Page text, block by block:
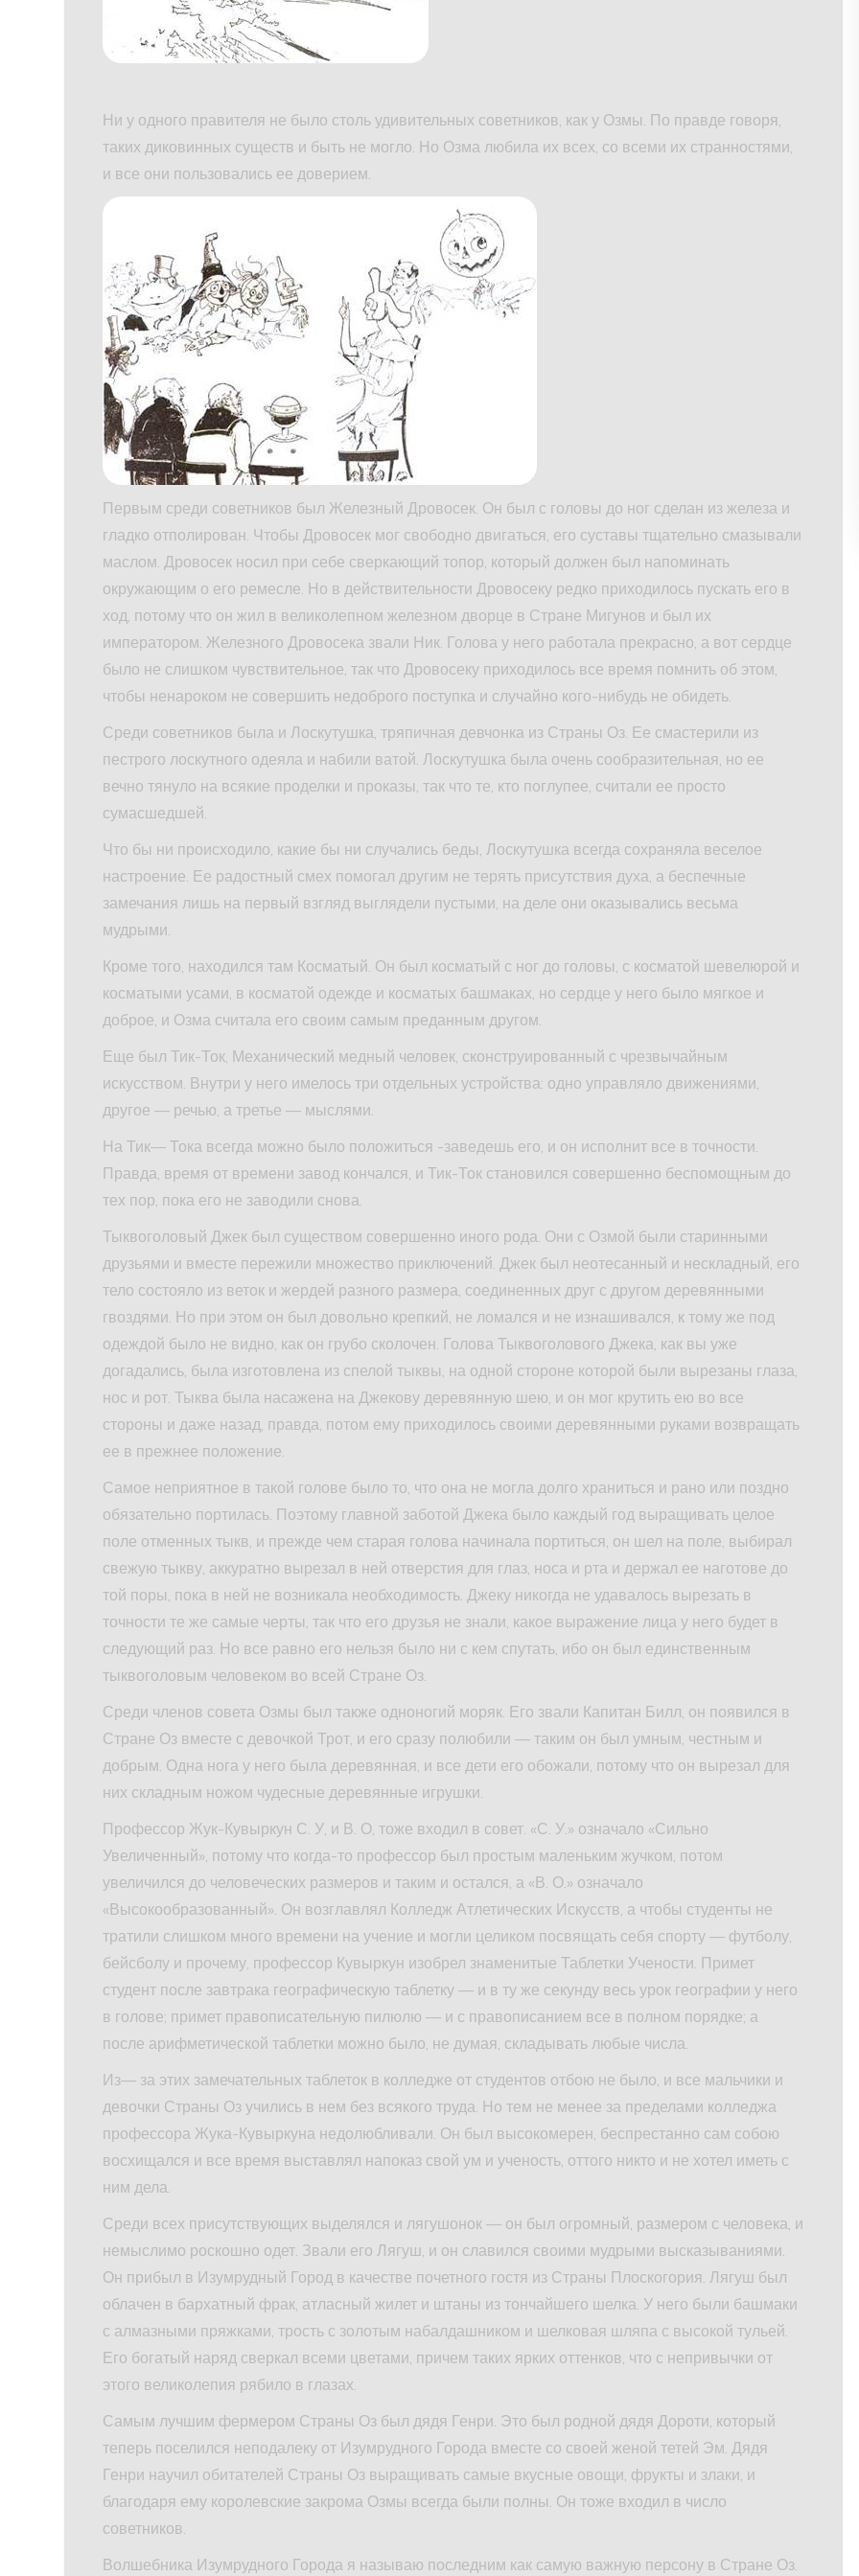
Ни у одного правителя не было столь удивительных советников, как у Озмы. По правде говоря,
таких диковинных существ и быть не могло. Но Озма любила их всех, со всеми их странностями,
и все они пользовались ее доверием.
Первым среди советников был Железный Дровосек. Он был с головы до ног сделан из железа и
гладко отполирован. Чтобы Дровосек мог свободно двигаться, его суставы тщательно смазывали
маслом. Дровосек носил при себе сверкающий топор, который должен был напоминать
окружающим о его ремесле. Но в действительности Дровосеку редко приходилось пускать его в
ход, потому что он жил в великолепном железном дворце в Стране Мигунов и был их
императором. Железного Дровосека звали Ник. Голова у него работала прекрасно, а вот сердце
было не слишком чувствительное, так что Дровосеку приходилось все время помнить об этом,
чтобы ненароком не совершить недоброго поступка и случайно кого-нибудь не обидеть.
Среди советников была и Лоскутушка, тряпичная девчонка из Страны Оз. Ее смастерили из
пестрого лоскутного одеяла и набили ватой. Лоскутушка была очень сообразительная, но ее
вечно тянуло на всякие проделки и проказы, так что те, кто поглупее, считали ее просто
сумасшедшей.
Что бы ни происходило, какие бы ни случались беды, Лоскутушка всегда сохраняла веселое
настроение. Ее радостный смех помогал другим не терять присутствия духа, а беспечные
замечания лишь на первый взгляд выглядели пустыми, на деле они оказывались весьма
мудрыми.
Кроме того, находился там Косматый. Он был косматый с ног до головы, с косматой шевелюрой и
косматыми усами, в косматой одежде и косматых башмаках, но сердце у него было мягкое и
доброе, и Озма считала его своим самым преданным другом.
Еще был Тик-Ток, Механический медный человек, сконструированный с чрезвычайным
искусством. Внутри у него имелось три отдельных устройства: одно управляло движениями,
другое — речью, а третье — мыслями.
На Тик— Тока всегда можно было положиться -заведешь его, и он исполнит все в точности.
Правда, время от времени завод кончался, и Тик-Ток становился совершенно беспомощным до
тех пор, пока его не заводили снова.
Тыквоголовый Джек был существом совершенно иного рода. Они с Озмой были старинными
друзьями и вместе пережили множество приключений. Джек был неотесанный и нескладный, его
тело состояло из веток и жердей разного размера, соединенных друг с другом деревянными
гвоздями. Но при этом он был довольно крепкий, не ломался и не изнашивался, к тому же под
одеждой было не видно, как он грубо сколочен. Голова Тыквоголового Джека, как вы уже
догадались, была изготовлена из спелой тыквы, на одной стороне которой были вырезаны глаза,
нос и рот. Тыква была насажена на Джекову деревянную шею, и он мог крутить ею во все
стороны и даже назад, правда, потом ему приходилось своими деревянными руками возвращать
ее в прежнее положение.
Самое неприятное в такой голове было то, что она не могла долго храниться и рано или поздно
обязательно портилась. Поэтому главной заботой Джека было каждый год выращивать целое
поле отменных тыкв, и прежде чем старая голова начинала портиться, он шел на поле, выбирал
свежую тыкву, аккуратно вырезал в ней отверстия для глаз, носа и рта и держал ее наготове до
той поры, пока в ней не возникала необходимость. Джеку никогда не удавалось вырезать в
точности те же самые черты, так что его друзья не знали, какое выражение лица у него будет в
следующий раз. Но все равно его нельзя было ни с кем спутать, ибо он был единственным
тыквоголовым человеком во всей Стране Оз.
Среди членов совета Озмы был также одноногий моряк. Его звали Капитан Билл, он появился в
Стране Оз вместе с девочкой Трот, и его сразу полюбили — таким он был умным, честным и
добрым. Одна нога у него была деревянная, и все дети его обожали, потому что он вырезал для
них складным ножом чудесные деревянные игрушки.
Профессор Жук-Кувыркун С. У, и В. О, тоже входил в совет. «С. У.» означало «Сильно
Увеличенный», потому что когда-то профессор был простым маленьким жучком, потом
увеличился до человеческих размеров и таким и остался, а «В. О.» означало
«Высокообразованный». Он возглавлял Колледж Атлетических Искусств, а чтобы студенты не
тратили слишком много времени на учение и могли целиком посвящать себя спорту — футболу,
бейсболу и прочему, профессор Кувыркун изобрел знаменитые Таблетки Учености. Примет
студент после завтрака географическую таблетку — и в ту же секунду весь урок географии у него
в голове; примет правописательную пилюлю — и с правописанием все в полном порядке; а
после арифметической таблетки можно было, не думая, складывать любые числа.
Из— за этих замечательных таблеток в колледже от студентов отбою не было, и все мальчики и
девочки Страны Оз учились в нем без всякого труда. Но тем не менее за пределами колледжа
профессора Жука-Кувыркуна недолюбливали. Он был высокомерен, беспрестанно сам собою
восхищался и все время выставлял напоказ свой ум и ученость, оттого никто и не хотел иметь с
ним дела.
Среди всех присутствующих выделялся и лягушонок — он был огромный, размером с человека, и
немыслимо роскошно одет. Звали его Лягуш, и он славился своими мудрыми высказываниями.
Он прибыл в Изумрудный Город в качестве почетного гостя из Страны Плоскогория. Лягуш был
облачен в бархатный фрак, атласный жилет и штаны из тончайшего шелка. У него были башмаки
с алмазными пряжками, трость с золотым набалдашником и шелковая шляпа с высокой тульей.
Его богатый наряд сверкал всеми цветами, причем таких ярких оттенков, что с непривычки от
этого великолепия рябило в глазах.
Самым лучшим фермером Страны Оз был дядя Генри. Это был родной дядя Дороти, который
теперь поселился неподалеку от Изумрудного Города вместе со своей женой тетей Эм. Дядя
Генри научил обитателей Страны Оз выращивать самые вкусные овощи, фрукты и злаки, и
благодаря ему королевские закрома Озмы всегда были полны. Он тоже входил в число
советников.
Волшебника Изумрудного Города я называю последним как самую важную персону в Стране Оз.